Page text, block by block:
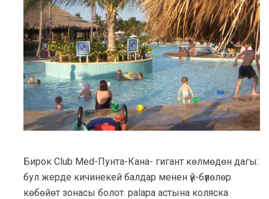
Бирок Club Med-Пунта-Кана- гигант көлмөдөн дагы:
бул жерде кичинекей балдар менен үй-бүлөлөр
көбөйөт зонасы болот. palapa астына коляска